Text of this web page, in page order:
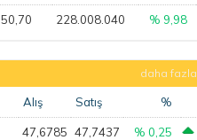
50,70 228.008.040 % 9,98
daha fazla
Alış Satış %
47,6785 47,7437 % 0,25